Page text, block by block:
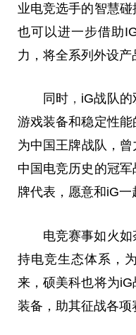
业电竞选手的智慧碰
也可以进一步借助
力，将全系列外设产
同时 ， iG战队的
游戏装备和稳定性
为中国王牌战队，
中国 电竞历史的冠
牌代表，愿意和iG一
电竞赛事如火
持电竞生态体系，
来，硕美科也将为
装备，助其征战各项